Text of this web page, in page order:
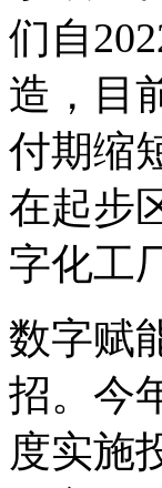
们自
造，目
付期缩
在起步
字化工
数字赋
招。今
度实施